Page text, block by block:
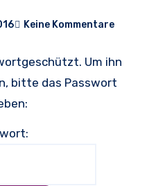
Keine Kommentare
Um ihn
bitte das Passwort